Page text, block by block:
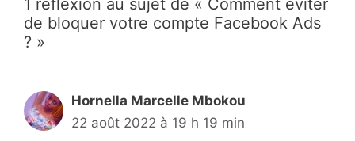
de bloquer votre compte Facebook Ads
? »
Hornella Marcelle Mbokou
22 août 2022 à 19 h 19 min